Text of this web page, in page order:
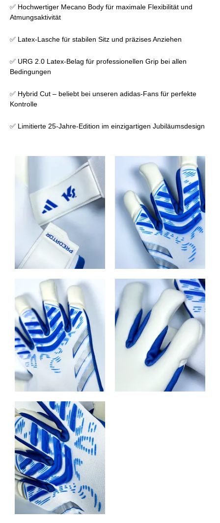
✅ Hochwertiger Mecano Body für maximale Flexibilität und
Atmungsaktivität
✅ Latex-Lasche für stabilen Sitz und präzises Anziehen
✅ URG 2.0 Latex-Belag für professionellen Grip bei allen
Bedingungen
✅ Hybrid Cut – beliebt bei unseren adidas-Fans für perfekte
Kontrolle
✅ Limitierte 25-Jahre-Edition im einzigartigen Jubiläumsdesign